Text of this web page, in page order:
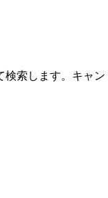
検索します。キャン